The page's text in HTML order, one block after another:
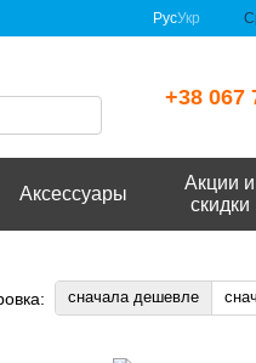
РусУкр
+38 067
Аксессуары
Акции и
скидки
сначала дешевле